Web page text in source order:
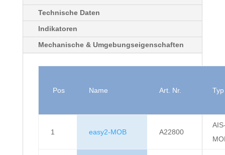
Technische Daten
Indikatoren
Mechanische & Umgebungseigenschaften
Pos Name Art. Nr. Typ
1 easy2-MOB A22800